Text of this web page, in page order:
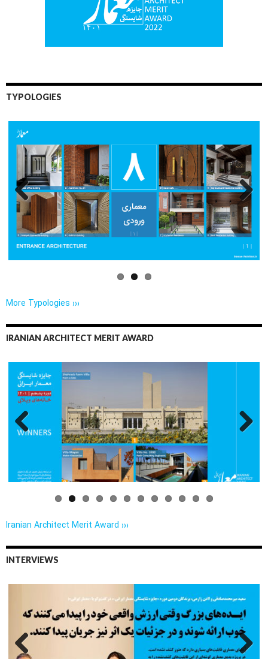
TYPOLOGIES
Previo
us
Next
More Typologies ›››
IRANIAN ARCHITECT MERIT AWARD
Previo
Iranian Architect Merit Award ›››
INTERVIEWS